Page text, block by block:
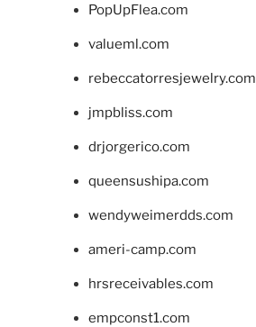
PopUpFlea.com
valueml.com
rebeccatorresjewelry.com
jmpbliss.com
drjorgerico.com
queensushipa.com
wendyweimerdds.com
ameri-camp.com
hrsreceivables.com
empconst1.com